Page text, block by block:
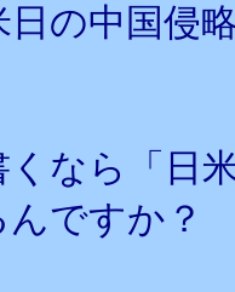
の中国侵
なら「日
ですか？